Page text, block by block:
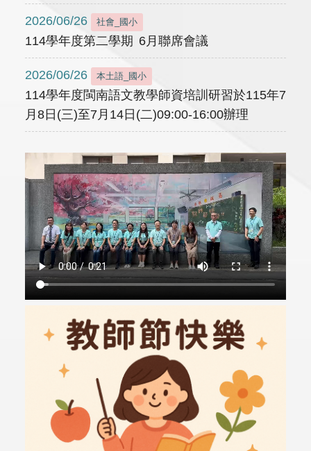
2026/06/26 社會_國小
114學年度第二學期 6月聯席會議
2026/06/26 本土語_國小
114學年度閩南語文教學師資培訓研習於115年7
月8日(三)至7月14日(二)09:00-16:00辦理